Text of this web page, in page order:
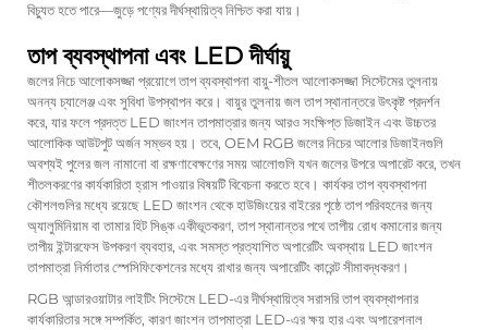
বিচ্যুত হতে পারে—জুড়ে পণ্যের দীর্ঘস্থায়িত্ব নিশ্চিত করা যায়।
তাপ ব্যবস্থাপনা এবং LED দীর্ঘায়ু
জলের নিচে আলোকসজ্জা প্রয়োগে তাপ ব্যবস্থাপনা বায়ু-শীতল আলোকসজ্জা সিস্টেমের তুলনায়
অনন্য চ্যালেঞ্জ এবং সুবিধা উপস্থাপন করে। বায়ুর তুলনায় জল তাপ স্থানান্তরে উৎকৃষ্ট প্রদর্শন
করে, যার ফলে প্রদত্ত LED জাংশন তাপমাত্রার জন্য আরও সংক্ষিপ্ত ডিজাইন এবং উচ্চতর
আলোকিক আউটপুট অর্জন সম্ভব হয়। তবে, OEM RGB জলের নিচের আলোর ডিজাইনগুলি
অবশ্যই পুলের জল নামানো বা রক্ষণাবেক্ষণের সময় আলোগুলি যখন জলের উপরে অপারেট করে, তখন
শীতলকরণের কার্যকারিতা হ্রাস পাওয়ার বিষয়টি বিবেচনা করতে হবে। কার্যকর তাপ ব্যবস্থাপনা
কৌশলগুলির মধ্যে রয়েছে LED জাংশন থেকে হাউজিংয়ের বাইরের পৃষ্ঠে তাপ পরিবহনের জন্য
অ্যালুমিনিয়াম বা তামার হিট সিঙ্ক একীভূতকরণ, তাপ স্থানান্তর পথে তাপীয় রোধ কমানোর জন্য
তাপীয় ইন্টারফেস উপকরণ ব্যবহার, এবং সমস্ত প্রত্যাশিত অপারেটিং অবস্থায় LED জাংশন
তাপমাত্রা নির্মাতার স্পেসিফিকেশনের মধ্যে রাখার জন্য অপারেটিং কারেন্ট সীমাবদ্ধকরণ।
RGB আন্ডারওয়াটার লাইটিং সিস্টেমে LED-এর দীর্ঘস্থায়িত্ব সরাসরি তাপ ব্যবস্থাপনার
কার্যকারিতার সঙ্গে সম্পর্কিত, কারণ জাংশন তাপমাত্রা LED-এর ক্ষয় হার এবং অপারেশনাল